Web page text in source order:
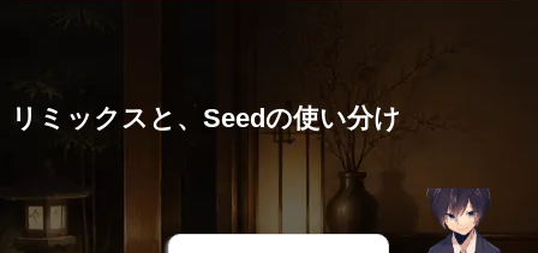
リミックスと、Seedの使い分け